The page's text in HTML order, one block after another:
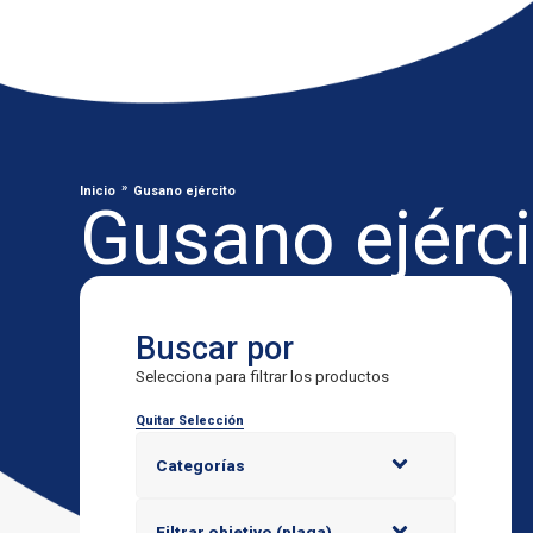
Inicio » Gusano ejército
Gusano
Buscar por
Selecciona para filtrar los productos
Quitar Selección
Categorías